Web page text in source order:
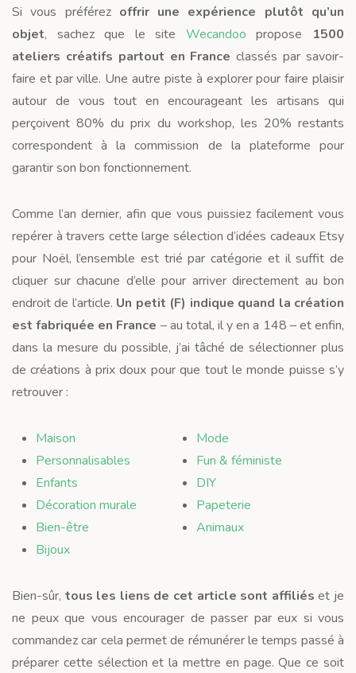
Si vous préférez offrir une expérience plutôt qu’un
objet, sachez que le site Wecandoo propose 1500
ateliers créatifs partout en France classés par savoir-
faire et par ville. Une autre piste à explorer pour faire plaisir
autour de vous tout en encourageant les artisans qui
perçoivent 80% du prix du workshop, les 20% restants
correspondent à la commission de la plateforme pour
garantir son bon fonctionnement.
Comme l’an dernier, afin que vous puissiez facilement vous
repérer à travers cette large sélection d’idées cadeaux Etsy
pour Noël, l’ensemble est trié par catégorie et il suffit de
cliquer sur chacune d’elle pour arriver directement au bon
endroit de l’article. Un petit (F) indique quand la création
est fabriquée en France – au total, il y en a 148 – et enfin,
dans la mesure du possible, j’ai tâché de sélectionner plus
de créations à prix doux pour que tout le monde puisse s’y
retrouver :
Maison
Personnalisables
Enfants
Décoration murale
Bien-être
Bijoux
Mode
Fun & féministe
DIY
Papeterie
Animaux
Bien-sûr, tous les liens de cet article sont affiliés et je
ne peux que vous encourager de passer par eux si vous
commandez car cela permet de rémunérer le temps passé à
préparer cette sélection et la mettre en page. Que ce soit